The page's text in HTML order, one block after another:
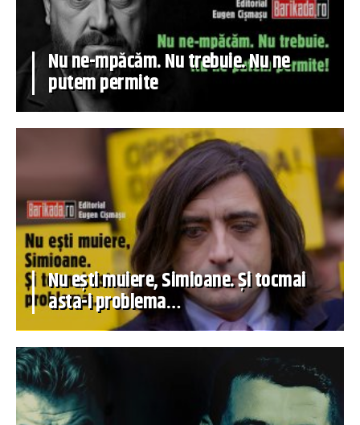
Nu ne-mpăcăm. Nu trebuie. Nu ne
putem permite
Nu ești muiere, Simioane. Și tocmai
asta-i problema…